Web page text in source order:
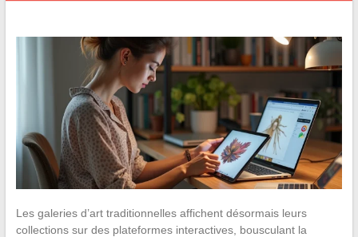
Les galeries d’art traditionnelles affichent désormais leurs
collections sur des plateformes interactives, bousculant la